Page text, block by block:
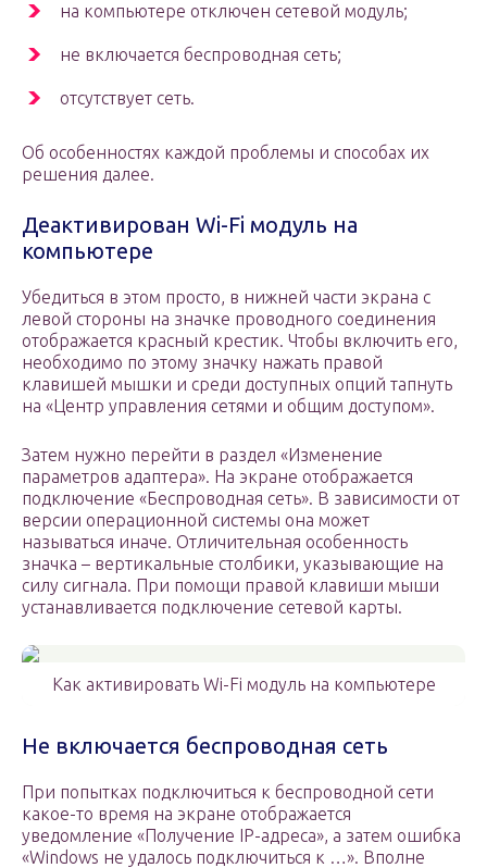
на компьютере отключен сетевой модуль;
не включается беспроводная сеть;
отсутствует сеть.
Об особенностях каждой проблемы и способах их
решения далее.
Деактивирован Wi-Fi модуль на
компьютере
Убедиться в этом просто, в нижней части экрана с
левой стороны на значке проводного соединения
отображается красный крестик. Чтобы включить его,
необходимо по этому значку нажать правой
клавишей мышки и среди доступных опций тапнуть
на «Центр управления сетями и общим доступом».
Затем нужно перейти в раздел «Изменение
параметров адаптера». На экране отображается
подключение «Беспроводная сеть». В зависимости от
версии операционной системы она может
называться иначе. Отличительная особенность
значка – вертикальные столбики, указывающие на
силу сигнала. При помощи правой клавиши мыши
устанавливается подключение сетевой карты.
Как активировать Wi-Fi модуль на компьютере
Не включается беспроводная сеть
При попытках подключиться к беспроводной сети
какое-то время на экране отображается
уведомление «Получение IP-адреса», а затем ошибка
«Windows не удалось подключиться к …». Вполне